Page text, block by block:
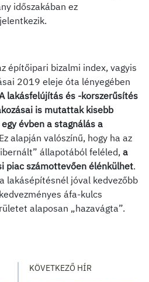
időszakában ez
építőipari bizalmi index, vagyis
2019 eleje óta lényegében
lakásfelújítás és -korszerűsítés
is mutattak kisebb
évben a stagnálás a
alapján valószínű, hogy ha az
állapotából feléled, a
piac számottevően élénkülhet.
lakásépítésnél jóval kedvezőbb
áfa-kulcs
alaposan „hazavágta”.
KÖVETKEZŐ HÍR